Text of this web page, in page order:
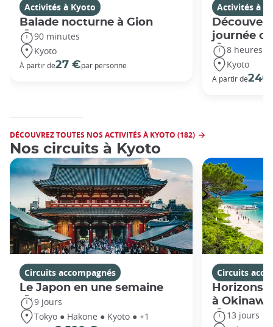
Activités à Kyoto
Balade nocturne à Gion
90 minutes
Kyoto
À partir de27 €par personne
Activités à
journée
8 heures
Kyoto
A partir de240
DÉCOUVREZ TOUTES NOS ACTIVITÉS À KYOTO (182)
Nos circuits à Kyoto
Circuits accompagnés
Le Japon en une semaine
9 jours
Tokyo ● Hakone ● Kyoto ● +1
Circuits
Horizons
à Okinawa
13 jours